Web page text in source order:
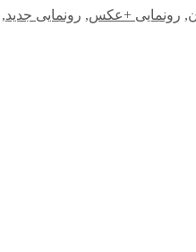
, رونمایی +عکس, رونمایی جدید,